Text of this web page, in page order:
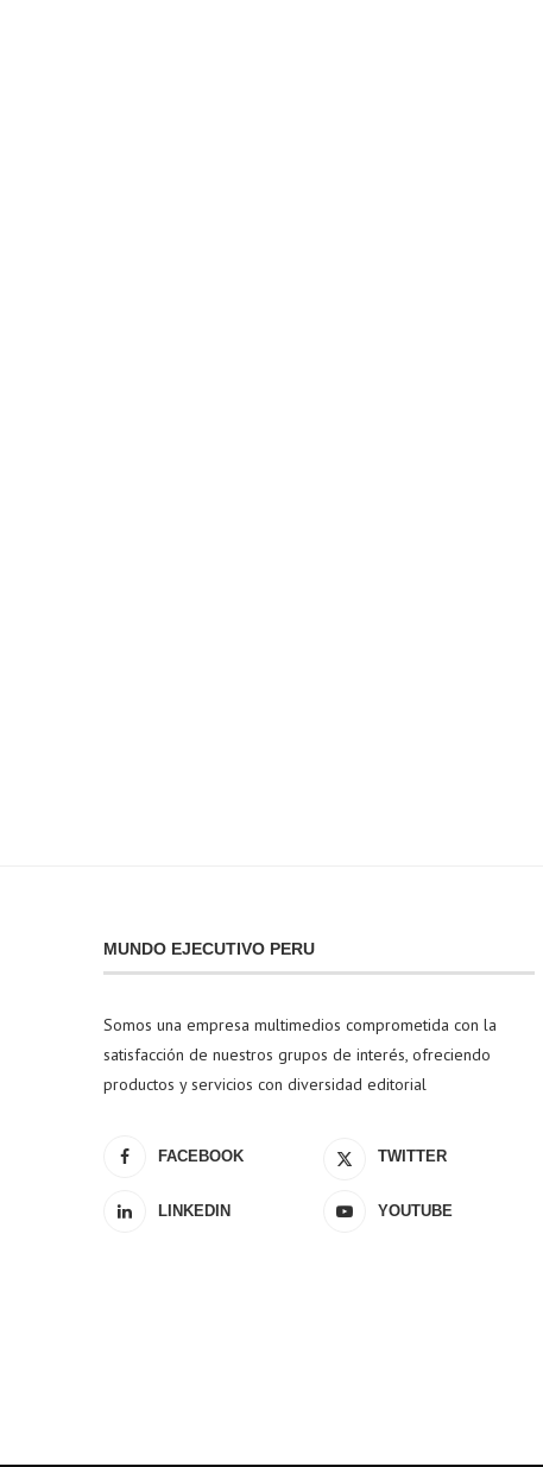
MUNDO EJECUTIVO PERU
Somos una empresa multimedios comprometida con la
satisfacción de nuestros grupos de interés, ofreciendo
productos y servicios con diversidad editorial
FACEBOOK TWITTER
LINKEDIN YOUTUBE